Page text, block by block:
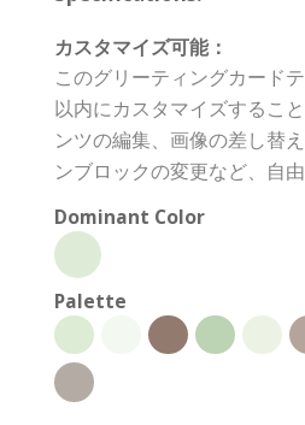
カスタマイズ可能：
このグリーティングカード
以内にカスタマイズするこ
ンツの編集、画像の差し替
ンブロックの変更など、自
Dominant Color
Palette